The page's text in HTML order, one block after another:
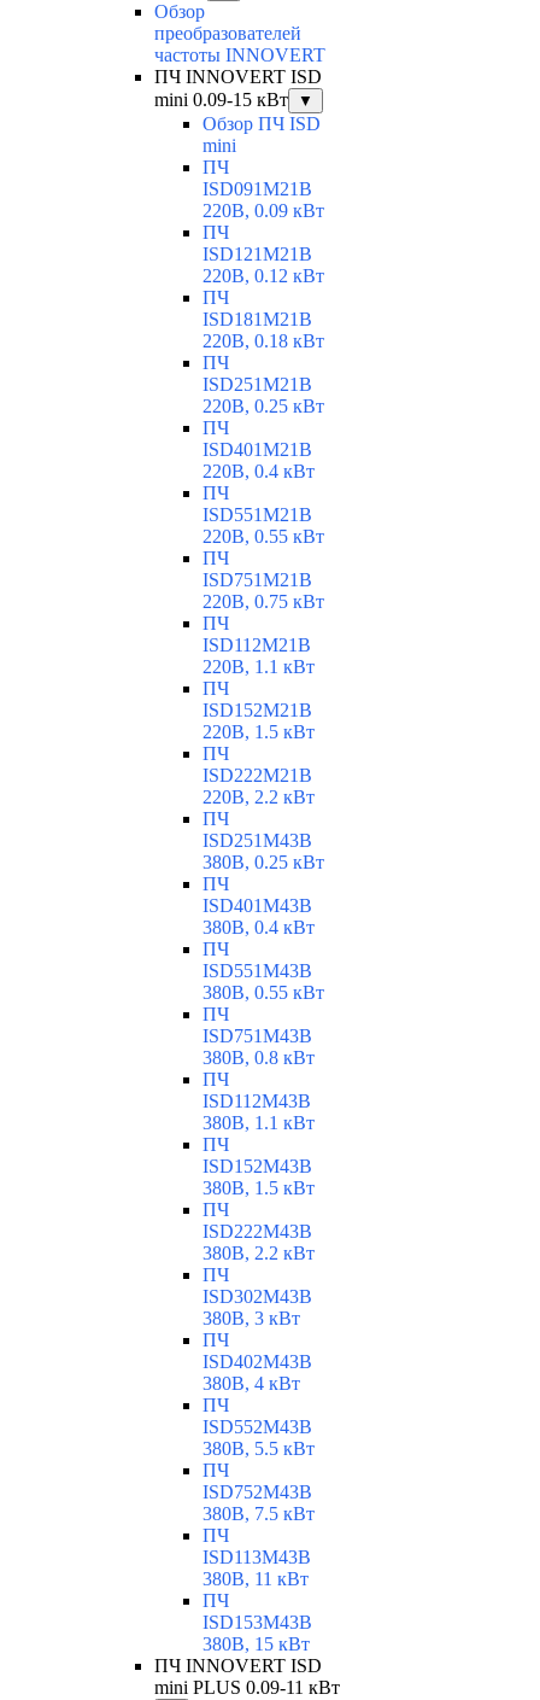
Обзор
преобразователей
частоты INNOVERT
ПЧ INNOVERT ISD
mini 0.09-15 кВт
▼
Обзор ПЧ ISD
mini
ПЧ
ISD091M21B
220В, 0.09 кВт
ПЧ
ISD121M21B
220В, 0.12 кВт
ПЧ
ISD181M21B
220В, 0.18 кВт
ПЧ
ISD251M21B
220В, 0.25 кВт
ПЧ
ISD401M21B
220В, 0.4 кВт
ПЧ
ISD551M21B
220В, 0.55 кВт
ПЧ
ISD751M21B
220В, 0.75 кВт
ПЧ
ISD112M21B
220В, 1.1 кВт
ПЧ
ISD152M21B
220В, 1.5 кВт
ПЧ
ISD222M21B
220В, 2.2 кВт
ПЧ
ISD251M43B
380В, 0.25 кВт
ПЧ
ISD401M43B
380В, 0.4 кВт
ПЧ
ISD551M43B
380В, 0.55 кВт
ПЧ
ISD751M43B
380В, 0.8 кВт
ПЧ
ISD112M43B
380В, 1.1 кВт
ПЧ
ISD152M43B
380В, 1.5 кВт
ПЧ
ISD222M43B
380В, 2.2 кВт
ПЧ
ISD302M43B
380В, 3 кВт
ПЧ
ISD402M43B
380В, 4 кВт
ПЧ
ISD552M43B
380В, 5.5 кВт
ПЧ
ISD752M43B
380В, 7.5 кВт
ПЧ
ISD113M43B
380В, 11 кВт
ПЧ
ISD153M43B
380В, 15 кВт
ПЧ INNOVERT ISD
mini PLUS 0.09-11 кВт